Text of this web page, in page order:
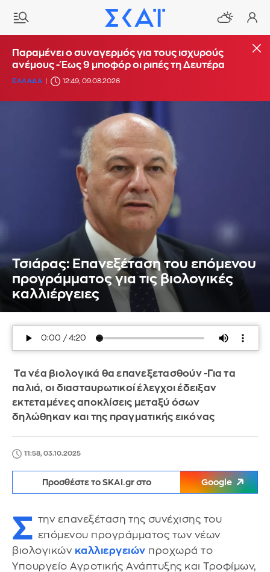
Παραμένει ο συναγερμός για τους ισχυρούς
ανέμους - Έως 9 μποφόρ οι ριπές τη Δευτέρα
ΕΛΛΑΔΑ 12:49, 09.08.2026
Τσιάρας: Επανεξέταση του επόμενου
προγράμματος για τις βιολογικές
καλλιέργειες
Τα νέα βιολογικά θα επανεξετασθούν -Για τα
παλιά, οι διασταυρωτικοί έλεγχοι έδειξαν
εκτεταμένες αποκλίσεις μεταξύ όσων
δηλώθηκαν και της πραγματικής εικόνας
11:58, 03.10.2025
Προσθέστε το SKAI.gr στο Google
Σ την επανεξέταση της συνέχισης του
επόμενου προγράμματος των νέων
βιολογικών καλλιεργειών προχωρά το
Υπουργείο Αγροτικής Ανάπτυξης και Τροφίμων,